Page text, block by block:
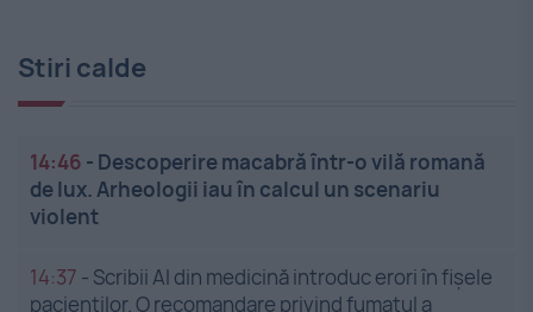
Stiri calde
14:46 - Descoperire macabră într-o vilă romană
de lux. Arheologii iau în calcul un scenariu
violent
14:37 - Scribii AI din medicină introduc erori în fișele
pacienților. O recomandare privind fumatul a